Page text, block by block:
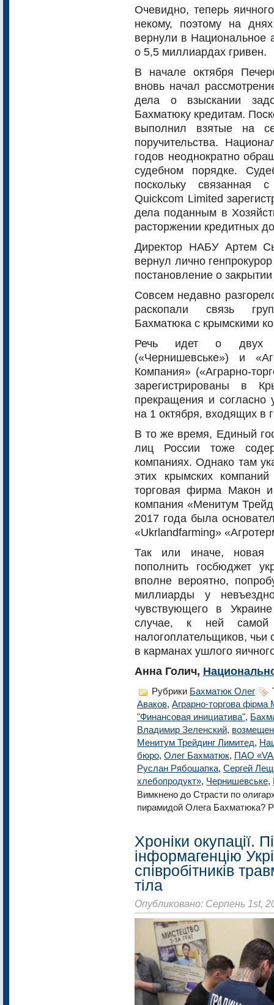
Очевидно, теперь
некому, поэтому на
вернули в Национальное
о 5,5 миллиардах гривен.
В начале октября
вновь начал
дела о взыскании
Бахматюку кредитам.
выполнил взятые на
поручительства.
годов неоднократно
судебном порядке.
поскольку связанная
Quickcom Limited
дела поданным в
расторжении кредитных
Директор НАБУ Артем
вернул лично
постановление о
Совсем недавно
раскопали связь
Бахматюка с крымскими
Речь идет о двух
(«Чернишевське») и
Компания» («Аграрно-
зарегистрированы в
прекращения и согласно
на 1 октября, входящих в
В то же время, Единый
лиц России тоже
компаниях. Однако там
этих крымских
торговая фирма Макон
компания «Менитум
2017 года была
«Ukrlandfarming»
Так или иначе, новая
пополнить госбюджет
вполне вероятно,
миллиарды у
чувствующего в
случае, к ней самой
налогоплательщиков, чьи
в карманах ушлого
Анна Голич,
Рубрики Бахматюк Олег
Аваков, Аграрно-торгова фірма
"Финансовая инициатива",
Владимир Зеленский,
Менитум Трейдинг Лимитед,
бюро, Олег Бахматюк, ПАО
Руслан Рябошапка, Сергей
хлебопродукт», Чернишевське,
Вимкнено до Страсти по
пирамидой Олега Бахматюка?
Хроніки окупації.
інформагенцію
співробітників
тіла
Опубликовано: Серпень 1st,